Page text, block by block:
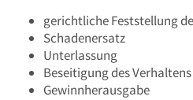
gerichtliche Feststellung
Schadenersatz
Unterlassung
Beseitigung des Verhaltens
Gewinnherausgabe